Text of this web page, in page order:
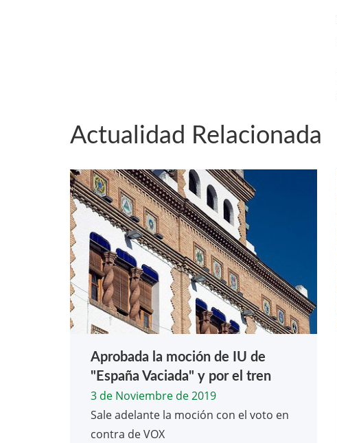
Actualidad Relacionada
Aprobada la moción de IU de
"España Vaciada" y por el tren
3 de Noviembre de 2019
Sale adelante la moción con el voto en
contra de VOX